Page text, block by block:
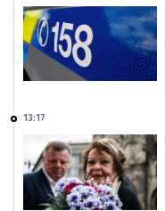
13:17